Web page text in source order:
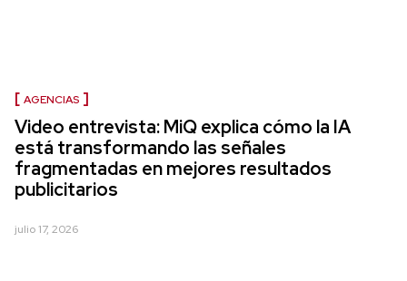
AGENCIAS
Video entrevista: MiQ explica cómo la IA
está transformando las señales
fragmentadas en mejores resultados
publicitarios
julio 17, 2026